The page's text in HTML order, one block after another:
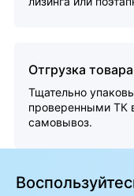
Отгрузка товара
Тщательно
проверенными ТК
самовывоз.